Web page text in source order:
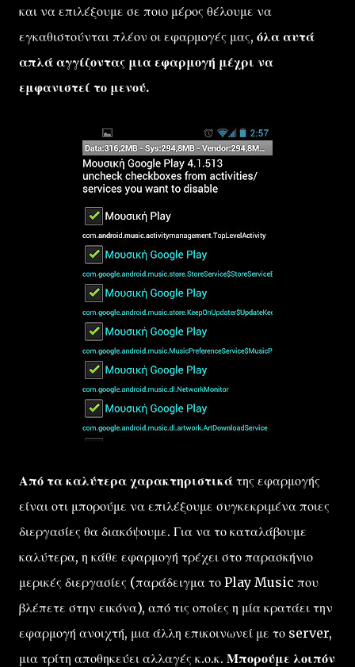
και να επιλέξουμε σε ποιο μέρος θέλουμε να
εγκαθιστούνται πλέον οι εφαρμογές μας, όλα αυτά
απλά αγγίζοντας μια εφαρμογή μέχρι να
εμφανιστεί το μενού.
Από τα καλύτερα χαρακτηριστικά της εφαρμογής
είναι οτι μπορούμε να επιλέξουμε συγκεκριμένα ποιες
διεργασίες θα διακόψουμε. Για να το καταλάβουμε
καλύτερα, η κάθε εφαρμογή τρέχει στο παρασκήνιο
μερικές διεργασίες (παράδειγμα το Play Music που
βλέπετε στην εικόνα), από τις οποίες η μία κρατάει την
εφαρμογή ανοιχτή, μια άλλη επικοινωνεί με το server,
μια τρίτη αποθηκεύει αλλαγές κ.ο.κ. Μπορούμε λοιπόν